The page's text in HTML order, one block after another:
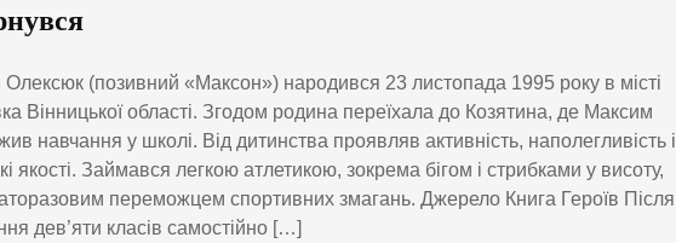
(позивний «Максон») народився 23 листопада 1995 року в місті
Вінницької області. Згодом родина переїхала до Козятина, де Максим
навчання у школі. Від дитинства проявляв активність, наполегливість і
якості. Займався легкою атлетикою, зокрема бігом і стрибками у висоту,
переможцем спортивних змагань. Джерело Книга Героїв Після
дев’яти класів самостійно […]